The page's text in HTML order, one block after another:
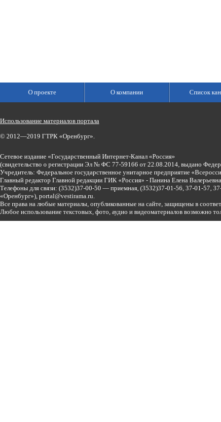
О проекте О компании Список
Использование материалов портала
© 2012—2019 ГТРК «Оренбург».
Сетевое издание «Государственный Интернет-Канал «Россия»
(свидетельство о регистрации Эл № ФС 77-59166 от 22.08.2014, выдано
Учредитель: Федеральное государственное унитарное предприятие
Главный редактор Главной редакции ГИК «Россия» - Панина Елена
Телефоны для связи: (3532)37-00-50 — приемная, (3532)37-01-56, 37-01-57,
«Оренбург»), portal@vestirama.ru.
Все права на любые материалы, опубликованные на сайте, защищены в
Любое использование текстовых, фото, аудио и видеоматериалов возможно